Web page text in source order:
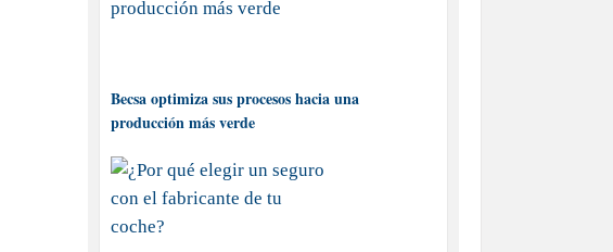
Becsa optimiza sus procesos hacia una
producción más verde